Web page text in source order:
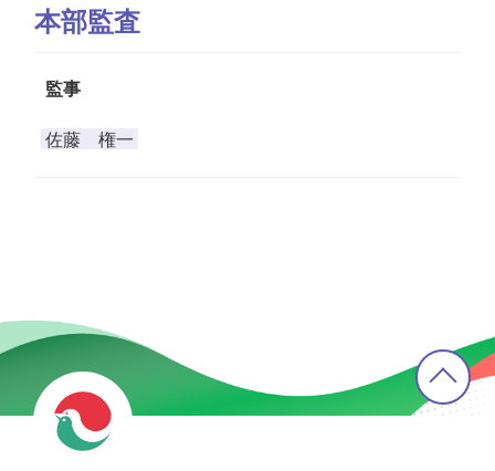
本部監査
監事
佐藤 権一